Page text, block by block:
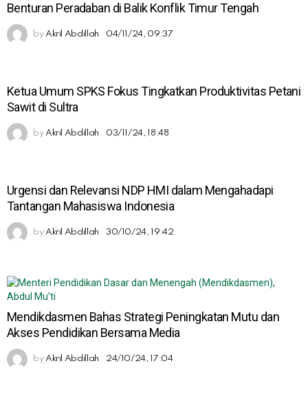
Benturan Peradaban di Balik Konflik Timur Tengah
by Akril Abdillah 04/11/24, 09:37
Ketua Umum SPKS Fokus Tingkatkan Produktivitas Petani
Sawit di Sultra
by Akril Abdillah 03/11/24, 18:48
Urgensi dan Relevansi NDP HMI dalam Mengahadapi
Tantangan Mahasiswa Indonesia
by Akril Abdillah 30/10/24, 19:42
Mendikdasmen Bahas Strategi Peningkatan Mutu dan
Akses Pendidikan Bersama Media
by Akril Abdillah 24/10/24, 17:04